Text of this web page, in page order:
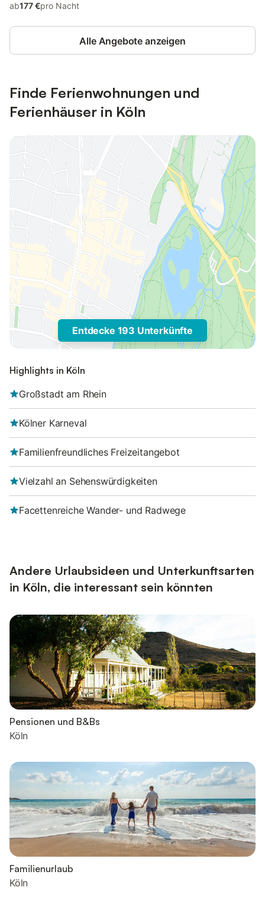
ab177 €pro Nacht
Alle Angebote anzeigen
Finde Ferienwohnungen und
Ferienhäuser in Köln
Entdecke 193 Unterkünfte
Highlights in Köln
Großstadt am Rhein
Kölner Karneval
Familienfreundliches Freizeitangebot
Vielzahl an Sehenswürdigkeiten
Facettenreiche Wander- und Radwege
Andere Urlaubsideen und Unterkunftsarten
in Köln, die interessant sein könnten
Pensionen und B&Bs
Köln
Familienurlaub
Köln